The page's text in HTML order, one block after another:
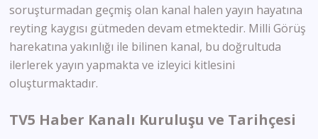
soruşturmadan geçmiş olan kanal halen yayın hayatına
reyting kaygısı gütmeden devam etmektedir. Milli Görüş
harekatına yakınlığı ile bilinen kanal, bu doğrultuda
ilerlerek yayın yapmakta ve izleyici kitlesini
oluşturmaktadır.
TV5 Haber Kanalı Kuruluşu ve Tarihçesi